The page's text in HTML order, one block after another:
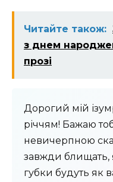
Читайте також:
з днем
прозі
Дорогий мій
річчям! Бажаю
невичерпною
завжди блищать,
губки будуть як